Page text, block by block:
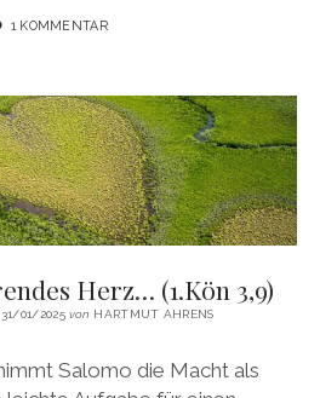
VON
1 KOMMENTAR
Herz… (1.Kön 3,9)
31/01/2025von HARTMUT AHRENS
Salomo die Macht als